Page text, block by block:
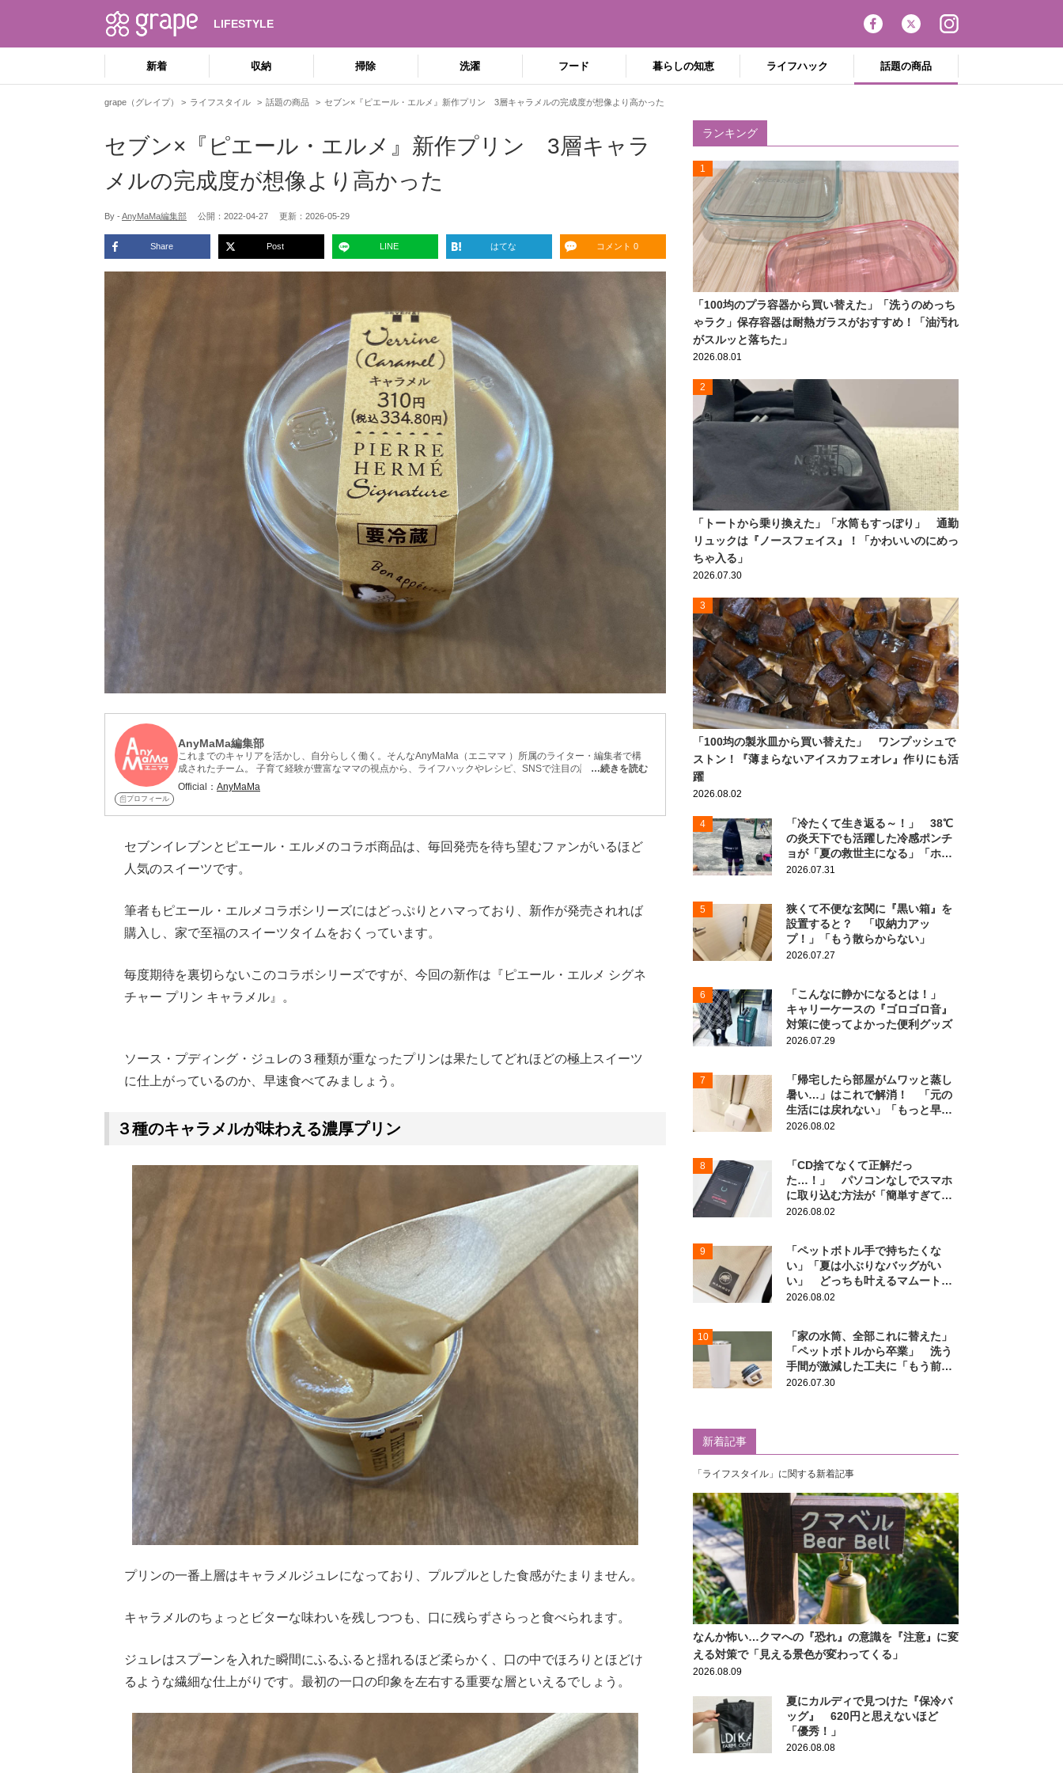
LIFESTYLE
新着 収納 掃除 洗濯 フード 暮らしの知恵 ライフハック 話題の商品
grape（グレイプ） ライフスタイル 話題の商品 セブン×『ピエール・エルメ』新作プリン 3層キャラメルの完成度が想像より高かった
セブン×『ピエール・エルメ』新作プリン 3層キャラ
メルの完成度が想像より高かった
By - AnyMaMa編集部 公開： 2022-04-27 更新： 2026-05-29
Share Post LINE はてな コメント 0
プロフィール
AnyMaMa編集部
これまでのキャリアを活かし、自分らしく働く。そんなAnyMaMa（エニママ ）所属のライター・編集者で構
成されたチーム。 子育て経験が豊富なママの視点から、ライフハックやレシピ、SNSで注目の話題などを紹
介。実際に料理した感想や、家族の反応などもお届け。 忙しい毎日でも取り入れやすく、役立つ情報を発信
中。
…続きを読む
Official： AnyMaMa
セブンイレブンとピエール・エルメのコラボ商品は、毎回発売を待ち望むファンがいるほど
人気のスイーツです。
筆者もピエール・エルメコラボシリーズにはどっぷりとハマっており、新作が発売されれば
購入し、家で至福のスイーツタイムをおくっています。
毎度期待を裏切らないこのコラボシリーズですが、今回の新作は『ピエール・エルメ シグネ
チャー プリン キャラメル』。
ソース・プディング・ジュレの３種類が重なったプリンは果たしてどれほどの極上スイーツ
に仕上がっているのか、早速食べてみましょう。
３種のキャラメルが味わえる濃厚プリン
プリンの一番上層はキャラメルジュレになっており、プルプルとした食感がたまりません。
キャラメルのちょっとビターな味わいを残しつつも、口に残らずさらっと食べられます。
ジュレはスプーンを入れた瞬間にふるふると揺れるほど柔らかく、口の中でほろりとほどけ
るような繊細な仕上がりです。最初の一口の印象を左右する重要な層といえるでしょう。
ランキング
1
「100均のプラ容器から買い替えた」「洗うのめっち
ゃラク」保存容器は耐熱ガラスがおすすめ！「油汚れ
がスルッと落ちた」
2026.08.01
2
「トートから乗り換えた」「水筒もすっぽり」 通勤
リュックは『ノースフェイス』！「かわいいのにめっ
ちゃ入る」
2026.07.30
3
「100均の製氷皿から買い替えた」 ワンプッシュで
ストン！『薄まらないアイスカフェオレ』作りにも活
躍
2026.08.02
4
「冷たくて生き返る～！」 38℃
の炎天下でも活躍した冷感ポンチ
ョが「夏の救世主になる」「ホン
ト買ってよかった」
2026.07.31
5
狭くて不便な玄関に『黒い箱』を
設置すると？ 「収納力アッ
プ！」「もう散らからない」
2026.07.27
6
「こんなに静かになるとは！」
キャリーケースの『ゴロゴロ音』
対策に使ってよかった便利グッズ
2026.07.29
7
「帰宅したら部屋がムワッと蒸し
暑い…」はこれで解消！ 「元の
生活には戻れない」「もっと早く
知りたかった」
2026.08.02
8
「CD捨てなくて正解だっ
た…！」 パソコンなしでスマホ
に取り込む方法が「簡単すぎて拍
子抜け」「この曲聴きたかった
2026.08.02
9
「ペットボトル手で持ちたくな
い」「夏は小ぶりなバッグがい
い」 どっちも叶えるマムートの
ポーチがこちら！
2026.08.02
10
「家の水筒、全部これに替えた」
「ペットボトルから卒業」 洗う
手間が激減した工夫に「もう前の
に戻れない！」
2026.07.30
新着記事
「ライフスタイル」に関する新着記事
なんか怖い…クマへの『恐れ』の意識を『注意』に変
える対策で「見える景色が変わってくる」
2026.08.09
夏にカルディで見つけた『保冷バ
ッグ』 620円と思えないほど
「優秀！」
2026.08.08